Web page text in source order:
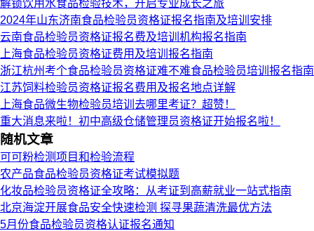
解锁饮用水食品检验技术，开启专业成长之旅
2024年山东济南食品检验员资格证报名指南及培训安排
云南食品检验员资格证报名费及培训机构报名指南
上海食品检验员资格证费用及培训报名指南
浙江杭州考个食品检验员资格证难不难食品检验员培训报名指南
江苏饲料检验员资格证报名费用及报名地点详解
上海食品微生物检验员培训去哪里考证？超赞！
重大消息来啦！初中高级仓储管理员资格证开始报名啦！
随机文章
可可粉检测项目和检验流程
农产品食品检验员资格证考试模拟题
化妆品检验员资格证全攻略：从考证到高薪就业一站式指南
北京海淀开展食品安全快速检测 探寻果蔬清洗最优方法
5月份食品检验员资格认证报名通知